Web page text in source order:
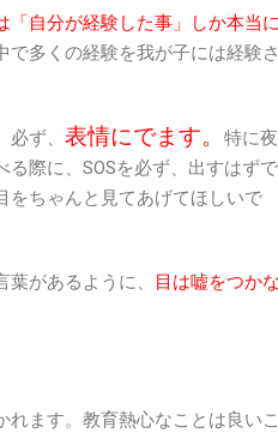
「自分が経験した事」しか本当
で多くの経験を我が子には経験
ず、 表情にでます。
特に
際に、SOSを必ず、出すはずで
をちゃんと見てあげてほしいで
があるように、
目は嘘をつか
れます。教育熱心なことは良い